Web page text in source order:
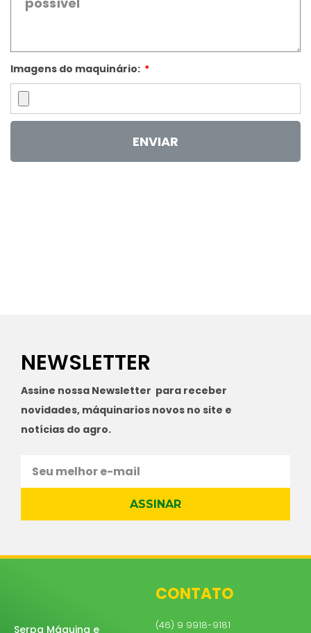
Imagens do maquinário:
ENVIAR
NEWSLETTER
Assine nossa Newsletter para receber
novidades, máquinarios novos no site e
notícias do agro.
ASSINAR
Serpa Máquina e
CONTATO
(46) 9 9918-9181